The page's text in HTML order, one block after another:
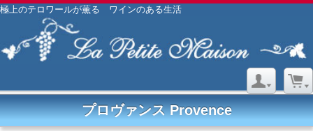
極上のテロワールが薫る ワインのある生活
プロヴァンス Provence